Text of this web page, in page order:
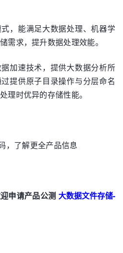
，能满足大数据处理、机器学
需求，提升数据处理效能。
加速技术，提供大数据分析所
提供原子目录操作与分层命名
理时优异的存储性能。
，了解更全产品信息
申请产品公测 大数据文件存储-